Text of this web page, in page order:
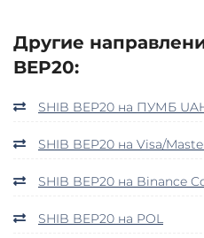
Другие
BEP20:
SHIB BEP20 на ПУМБ
SHIB BEP20 на Visa/
SHIB BEP20 на Binance
SHIB BEP20 на POL